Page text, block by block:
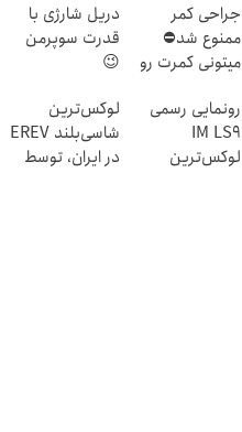
جراحی کمر
ممنوع شد⛔
میتونی کمرت رو
کنی! 👈🏻
پرسش‌نامه
دریل شارژی با
قدرت سوپرمن
😉
با گارانتی
تعویض)
رونمایی رسمی
IM LS9
لوکس‌ترین
لوکس‌ترین
شاسی‌بلند EREV
در ایران، توسط